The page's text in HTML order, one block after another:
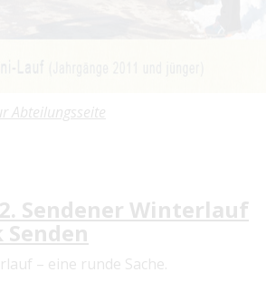
Abteilungsseite
Sendener Winterlauf
– eine runde Sache.